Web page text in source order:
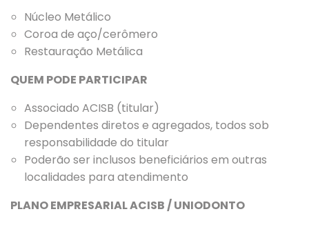
Núcleo Metálico
Coroa de aço/cerômero
Restauração Metálica
QUEM PODE PARTICIPAR
Associado ACISB (titular)
Dependentes diretos e agregados, todos sob
responsabilidade do titular
Poderão ser inclusos beneficiários em outras
localidades para atendimento
PLANO EMPRESARIAL ACISB / UNIODONTO